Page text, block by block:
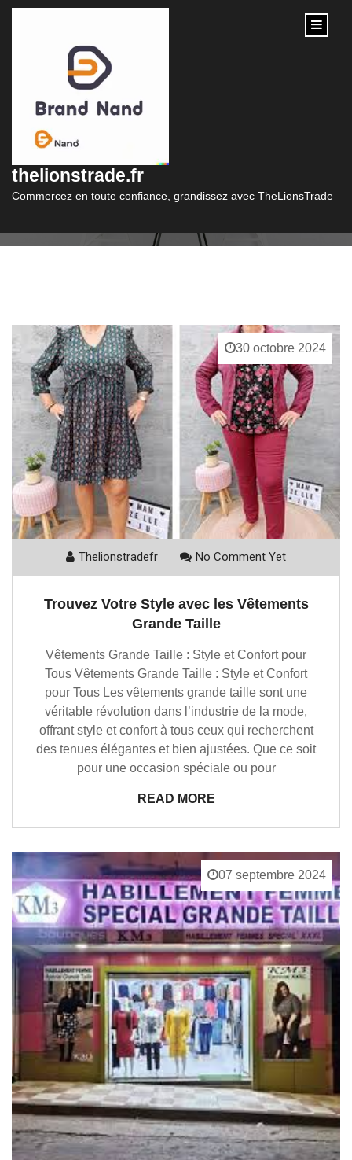
content
thelionstrade.fr
Commercez en toute confiance, grandissez avec TheLionsTrade
Catégorie :
30 octobre 2024
Thelionstradefr No Comment Yet
Trouvez Votre Style avec les Vêtements
Grande Taille
Vêtements Grande Taille : Style et Confort pour
Tous Vêtements Grande Taille : Style et Confort
pour Tous Les vêtements grande taille sont une
véritable révolution dans l’industrie de la mode,
offrant style et confort à tous ceux qui recherchent
des tenues élégantes et bien ajustées. Que ce soit
pour une occasion spéciale ou pour
READ MORE
07 septembre 2024